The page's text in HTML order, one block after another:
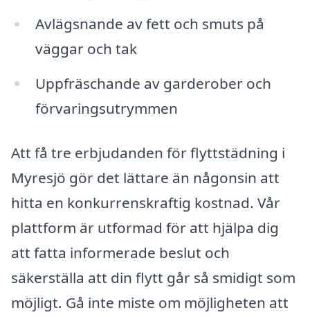
Avlägsnande av fett och smuts på
väggar och tak
Uppfräschande av garderober och
förvaringsutrymmen
Att få tre erbjudanden för flyttstädning i
Myresjö gör det lättare än någonsin att
hitta en konkurrenskraftig kostnad. Vår
plattform är utformad för att hjälpa dig
att fatta informerade beslut och
säkerställa att din flytt går så smidigt som
möjligt. Gå inte miste om möjligheten att